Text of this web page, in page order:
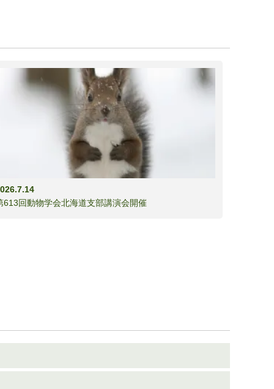
613回動物学会北海道支部講演会開催